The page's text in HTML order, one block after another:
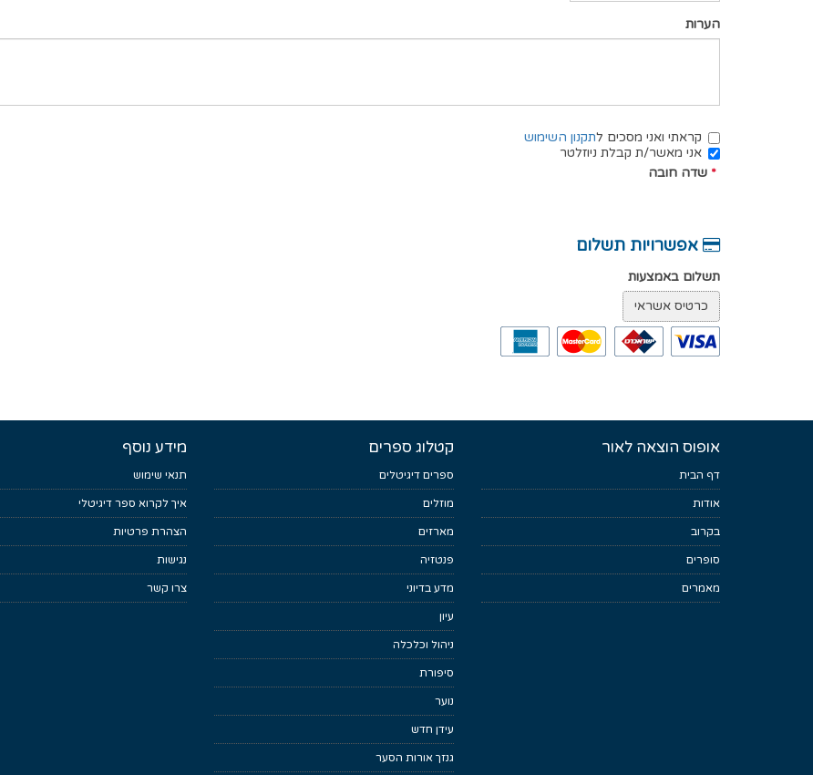
הערות
קראתי ואני מסכים לתקנון השימוש
אני מאשר/ת קבלת ניוזלטר
* שדה חובה
אפשרויות תשלום
תשלום באמצעות
אופוס הוצאה לאור
דף הבית
אודות
בקרוב
סופרים
מאמרים
קטלוג ספרים
ספרים דיגיטלים
מוזלים
מארזים
פנטזיה
מדע בדיוני
עיון
ניהול וכלכלה
סיפורת
נוער
עידן חדש
גנזך אורות הסער
מידע נוסף
תנאי שימוש
איך לקרוא ספר דיגיטלי
הצהרת פרטיות
נגישות
צרו קשר